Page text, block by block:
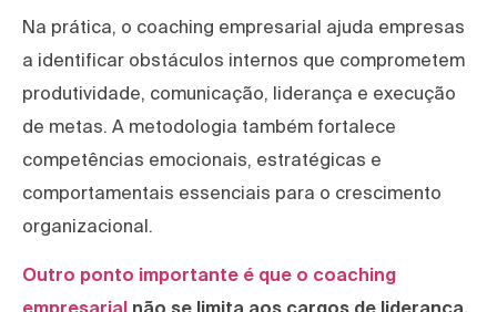
Na prática, o coaching empresarial ajuda empresas
a identificar obstáculos internos que comprometem
produtividade, comunicação, liderança e execução
de metas. A metodologia também fortalece
competências emocionais, estratégicas e
comportamentais essenciais para o crescimento
organizacional.
Outro ponto importante é que o coaching
empresarial não se limita aos cargos de liderança.